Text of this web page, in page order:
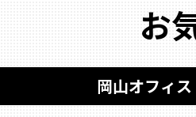
お
岡山オフィス